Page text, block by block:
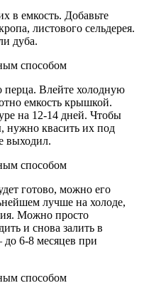
в емкость. Добавьте
листового сельдерея.
дуба.
перца. Влейте холодную
емкость крышкой.
на 12-14 дней. Чтобы
нужно квасить их под
выходил.
готово, можно его
лучше на холоде,
Можно просто
и снова залить в
до 6-8 месяцев при